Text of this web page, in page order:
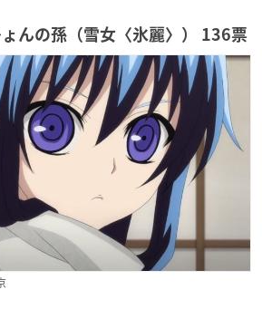
んの孫（雪女〈氷麗〉） 136票